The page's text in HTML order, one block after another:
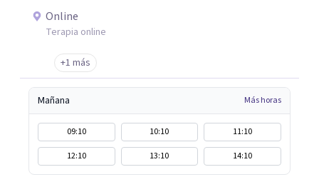
Online
Terapia online
+1 más
Mañana Más horas
09:10 10:10
11:10
12:10
13:10 14:10